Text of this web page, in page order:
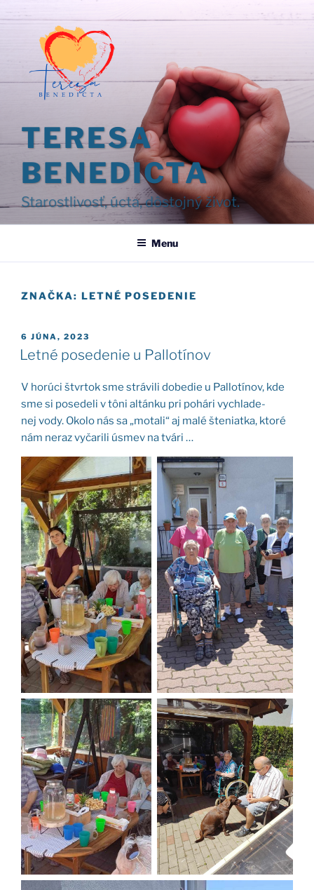
na
TERESA
BENEDICTA
Starostlivosť, úcta, dôstojný život.
Menu
ZNAČKA: LETNÉ POSEDENIE
PUBLIKOVANÉ
6 JÚNA, 2023
Letné posedenie u Pallotínov
V horú­ci štvr­tok sme strá­vi­li dobe­die u Pal­lo­tí­nov, kde
sme si pose­de­li v tôni altán­ku pri pohá­ri vyc­hla­de­
nej vody. Oko­lo nás sa „mota­li“ aj malé šte­niat­ka, kto­ré
nám neraz vyča­ri­li úsmev na tvá­ri …